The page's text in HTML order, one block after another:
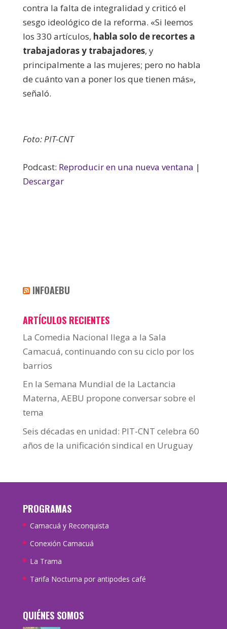
contra la falta de integralidad y criticó el
sesgo ideológico de la reforma. «Si leemos
los 330 artículos, habla solo de recortes a
trabajadoras y trabajadores, y
principalmente a las mujeres; pero no habla
de cuánto van a poner los que tienen más»,
señaló.
Foto: PIT-CNT
Podcast: Reproducir en una nueva ventana |
Descargar
INFOAEBU
ARTÍCULOS RECIENTES
La Comedia Nacional llega a la Sala
Camacuá, continuando con su ciclo por los
barrios
En la Semana Mundial de la Lactancia
Materna, AEBU propone conversar sobre el
tema
Seis décadas en unidad: PIT-CNT celebra 60
años de la unificación sindical en Uruguay
PROGRAMAS
Camacuá y Reconquista
Conexión Camacuá
La Trama
Tarifa Nocturna por antipodes café
QUIÉNES SOMOS